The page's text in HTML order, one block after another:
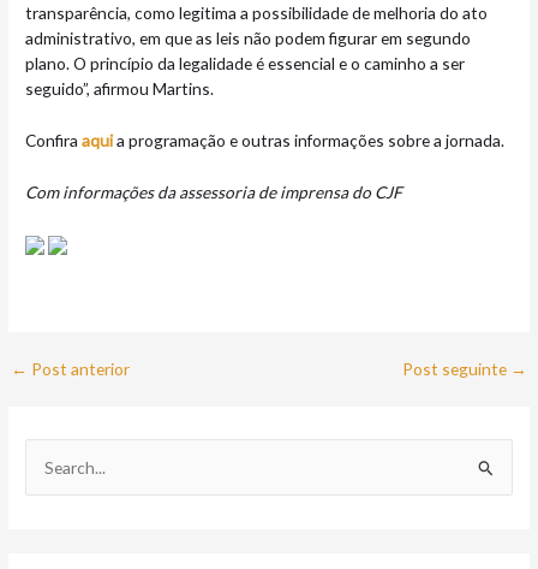
transparência, como legitima a possibilidade de melhoria do ato
administrativo, em que as leis não podem figurar em segundo
plano. O princípio da legalidade é essencial e o caminho a ser
seguido”, afirmou Martins.
Confiraaquia programação e outras informações sobre a jornada.
Com informações da assessoria de imprensa do CJF
← Post anterior Post seguinte →